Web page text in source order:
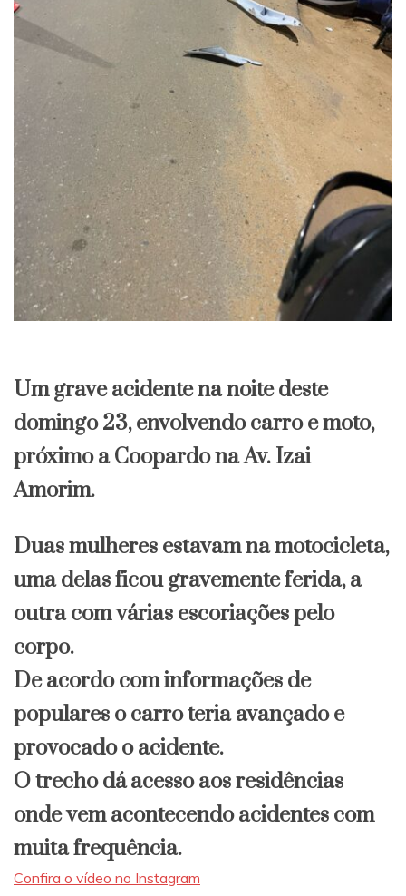
Um grave acidente na noite deste
domingo 23, envolvendo carro e moto,
próximo a Coopardo na Av. Izai
Amorim.
Duas mulheres estavam na motocicleta,
uma delas ficou gravemente ferida, a
outra com várias escoriações pelo
corpo.
De acordo com informações de
populares o carro teria avançado e
provocado o acidente.
O trecho dá acesso aos residências
onde vem acontecendo acidentes com
muita frequência.
Confira o vídeo no Instagram